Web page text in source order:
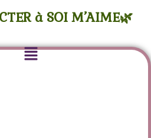
à SOI M’AIME🌿